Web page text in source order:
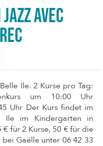
avec
Ile. 2 Kurse pro Tag:
um 10:00 Uhr
Uhr Der Kurs findet im
Ile im Kindergarten in
für 2 Kurse, 50 € für die
Gaëlle unter 06 42 33